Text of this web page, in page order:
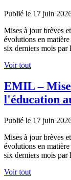
Publié le 17 juin
Mises à jour brèves
évolutions en
six derniers mois
Voir tout
EMIL –
l'éducation
Publié le 17 juin
Mises à jour brèves
évolutions en
six derniers mois
Voir tout